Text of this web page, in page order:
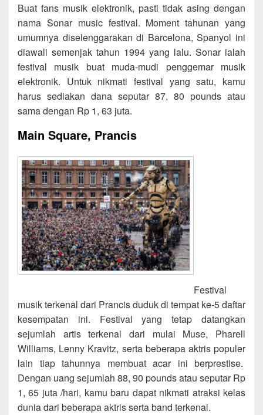
Buat fans musik elektronik, pasti tidak asing dengan
nama Sonar music festival. Moment tahunan yang
umumnya diselenggarakan di Barcelona, Spanyol ini
diawali semenjak tahun 1994 yang lalu. Sonar ialah
festival musik buat muda-mudi penggemar musik
elektronik. Untuk nikmati festival yang satu, kamu
harus sediakan dana seputar 87, 80 pounds atau
sama dengan Rp 1, 63 juta.
Main Square, Prancis
Festival
musik terkenal dari Prancis duduk di tempat ke-5 daftar
kesempatan ini. Festival yang tetap datangkan
sejumlah artis terkenal dari mulai Muse, Pharell
Williams, Lenny Kravitz, serta beberapa aktris populer
lain tiap tahunnya membuat acar ini berprestise.
Dengan uang sejumlah 88, 90 pounds atau seputar Rp
1, 65 juta /hari, kamu baru dapat nikmati atraksi kelas
dunia dari beberapa aktris serta band terkenal.